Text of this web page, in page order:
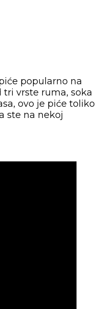
popularno na
vrste ruma, soka
ovo je piće toliko
ste na nekoj